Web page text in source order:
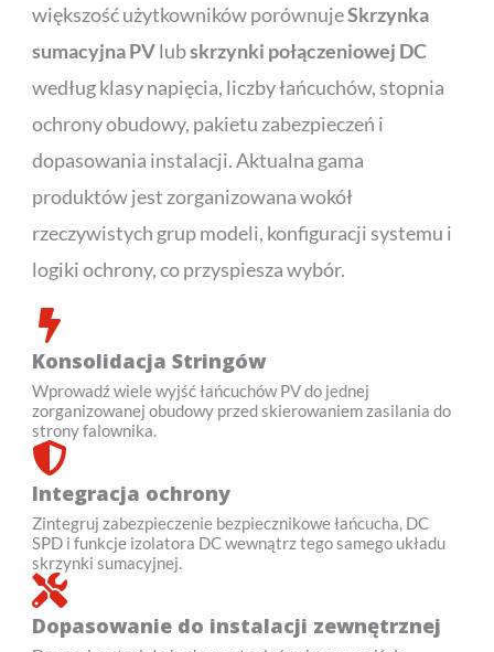
większość użytkowników porównujeSkrzynka
sumacyjna PVlubskrzynki połączeniowej DC
według klasy napięcia, liczby łańcuchów, stopnia
ochrony obudowy, pakietu zabezpieczeń i
dopasowania instalacji. Aktualna gama
produktów jest zorganizowana wokół
rzeczywistych grup modeli, konfiguracji systemu i
logiki ochrony, co przyspiesza wybór.
Konsolidacja Stringów
Wprowadź wiele wyjść łańcuchów PV do jednej
zorganizowanej obudowy przed skierowaniem zasilania do
strony falownika.
Integracja ochrony
Zintegruj zabezpieczenie bezpiecznikowe łańcucha, DC
SPD i funkcje izolatora DC wewnątrz tego samego układu
skrzynki sumacyjnej.
Dopasowanie do instalacji zewnętrznej